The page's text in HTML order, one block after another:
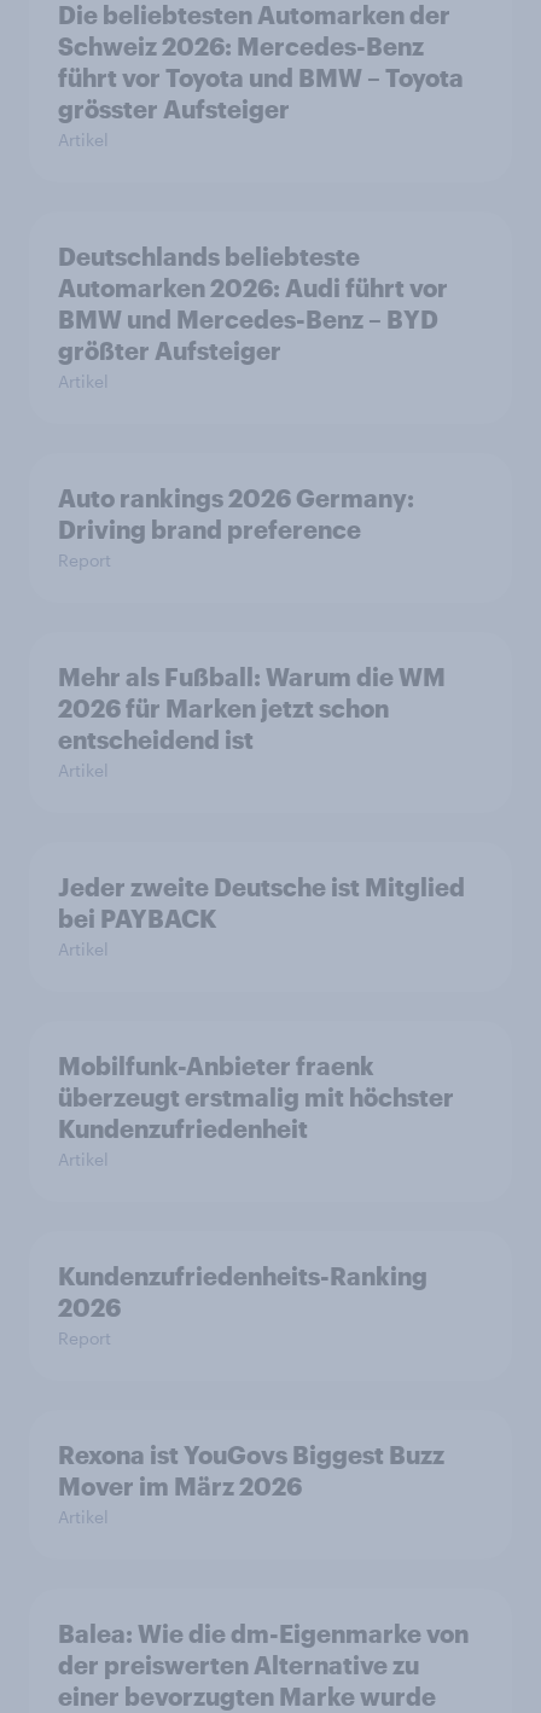
Die beliebtesten Automarken der
Schweiz 2026: Mercedes-Benz
führt vor Toyota und BMW – Toyota
grösster Aufsteiger
Artikel
Deutschlands beliebteste
Automarken 2026: Audi führt vor
BMW und Mercedes-Benz – BYD
größter Aufsteiger
Artikel
Auto rankings 2026 Germany:
Driving brand preference
Report
Mehr als Fußball: Warum die WM
2026 für Marken jetzt schon
entscheidend ist
Artikel
Jeder zweite Deutsche ist Mitglied
bei PAYBACK
Artikel
Mobilfunk-Anbieter fraenk
überzeugt erstmalig mit höchster
Kundenzufriedenheit
Artikel
Kundenzufriedenheits-Ranking
2026
Report
Rexona ist YouGovs Biggest Buzz
Mover im März 2026
Artikel
Balea: Wie die dm-Eigenmarke von
der preiswerten Alternative zu
einer bevorzugten Marke wurde